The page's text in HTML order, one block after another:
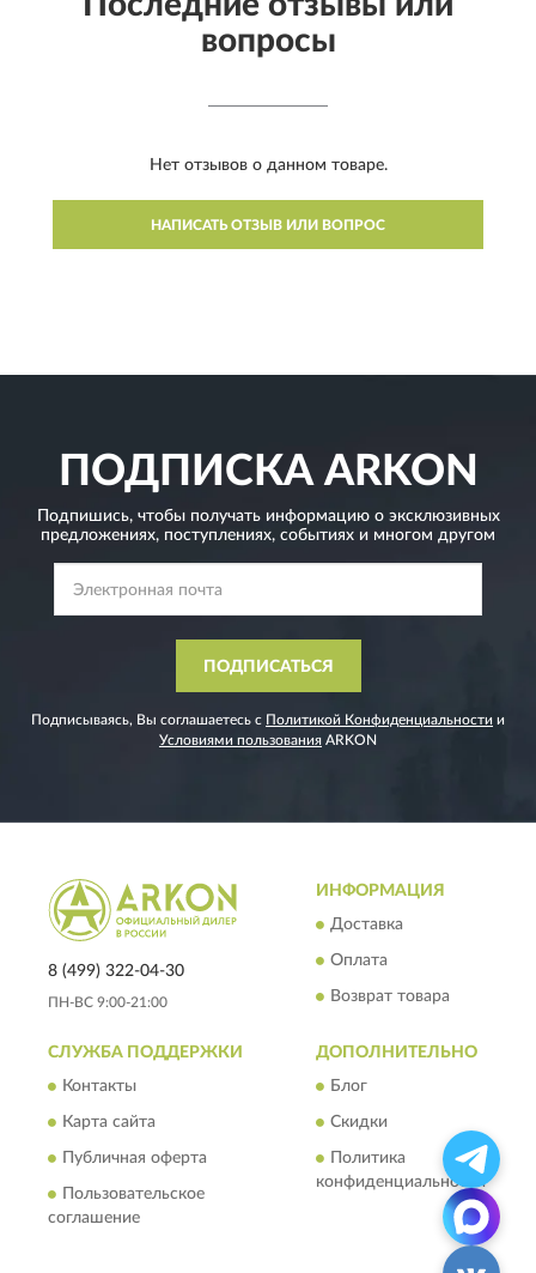
вопросы
Нет отзывов о данном товаре.
НАПИСАТЬ ОТЗЫВ ИЛИ ВОПРОС
ПОДПИСКАARKON
Подпишись, чтобы получать информацию о эксклюзивных
предложениях, поступлениях, событиях и многом другом
ПОДПИСАТЬСЯ
Подписываясь, Вы соглашаетесь с Политикой Конфиденциальности и
Условиями пользования ARKON
8 (499) 322-04-30
ПН-ВС 9:00-21:00
ИНФОРМАЦИЯ
Доставка
Оплата
Возврат товара
СЛУЖБА ПОДДЕРЖКИ
Контакты
Карта сайта
Публичная оферта
Пользовательское
соглашение
ДОПОЛНИТЕЛЬНО
Блог
Скидки
Политика
конфиденциальности